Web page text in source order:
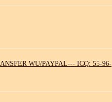
WU/PAYPAL--- ICQ: 55-96-